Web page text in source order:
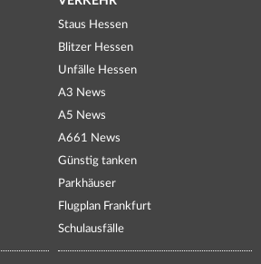
Staus Hessen
Blitzer Hessen
Unfälle Hessen
A3 News
A5 News
A661 News
Günstig tanken
Parkhäuser
Flugplan Frankfurt
Schulausfälle